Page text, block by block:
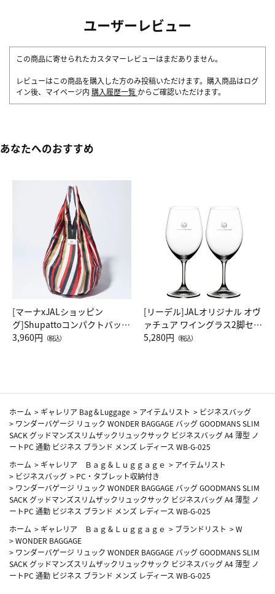
ユーザーレビュー
この商品に寄せられたカスタマーレビューはまだありません。
レビューはこの商品を購入した方のみ投稿いただけます。購入商品はログ
イン後、マイページ内 購入履歴一覧 からご確認いただけます。
あなたへのおすすめ
[マーナxJALショッピン
グ]Shupattoコンパクトバッグ
Drop JAL客室乗務員（LC）ス
3,960円 （税込）
[リーデル]JALオリジナル オヴ
ァチュア ワイングラス2脚セッ
ト（レッドワイン）
5,280円 （税込）
ホーム > ギャレリア Bag＆Luggage > アイテムリスト > ビジネスバッグ
> ワンダーバゲージ リュック WONDER BAGGAGE バッグ GOODMANS SLIM
SACK グッドマンズスリムザックリュックサック ビジネスバッグ A4 薄型 ノ
ートPC 通勤 ビジネス ブランド メンズ レディース WB-G-025
ホーム > ギャレリア Ｂａｇ＆Ｌｕｇｇａｇｅ > アイテムリスト
> ビジネスバッグ > PC・タブレット収納付き
> ワンダーバゲージ リュック WONDER BAGGAGE バッグ GOODMANS SLIM
SACK グッドマンズスリムザックリュックサック ビジネスバッグ A4 薄型 ノ
ートPC 通勤 ビジネス ブランド メンズ レディース WB-G-025
ホーム > ギャレリア Ｂａｇ＆Ｌｕｇｇａｇｅ > ブランドリスト >W
>WONDER BAGGAGE
> ワンダーバゲージ リュック WONDER BAGGAGE バッグ GOODMANS SLIM
SACK グッドマンズスリムザックリュックサック ビジネスバッグ A4 薄型 ノ
ートPC 通勤 ビジネス ブランド メンズ レディース WB-G-025